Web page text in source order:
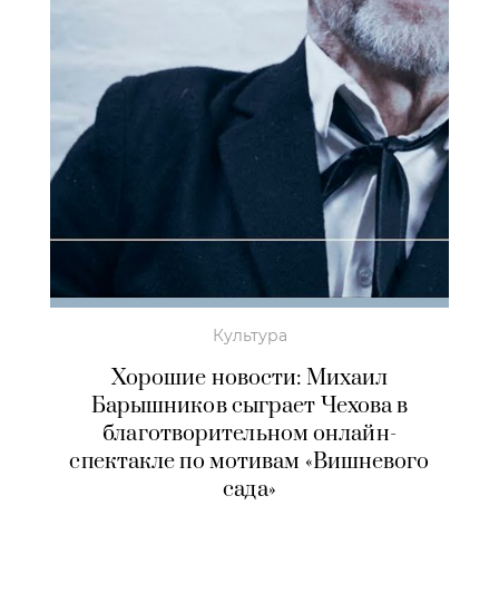
Культура
Хорошие новости: Михаил
Барышников сыграет Чехова в
благотворительном онлайн-
спектакле по мотивам «Вишневого
сада»